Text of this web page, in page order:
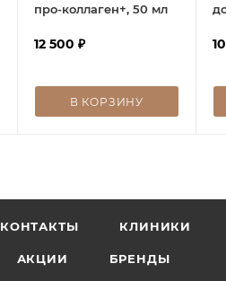
про-коллаген+, 50 мл
12 500 ₽
В КОРЗИНУ
КОНТАКТЫ КЛИНИКИ
АКЦИИ БРЕНДЫ